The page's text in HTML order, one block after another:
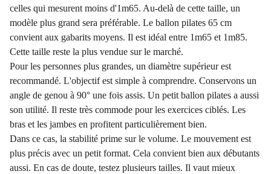
celles qui mesurent moins d'1m65. Au-delà de cette taille, un
modèle plus grand sera préférable. Le ballon pilates 65 cm
convient aux gabarits moyens. Il est idéal entre 1m65 et 1m85.
Cette taille reste la plus vendue sur le marché.
Pour les personnes plus grandes, un diamètre supérieur est
recommandé. L'objectif est simple à comprendre. Conservons un
angle de genou à 90° une fois assis. Un petit ballon pilates a aussi
son utilité. Il reste très commode pour les exercices ciblés. Les
bras et les jambes en profitent particulièrement bien.
Dans ce cas, la stabilité prime sur le volume. Le mouvement est
plus précis avec un petit format. Cela convient bien aux débutants
aussi. En cas de doute, testez plusieurs tailles. Il vaut mieux